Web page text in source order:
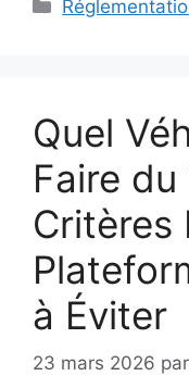
Quel
Faire
Critères
à Éviter
23 mars 2026 par